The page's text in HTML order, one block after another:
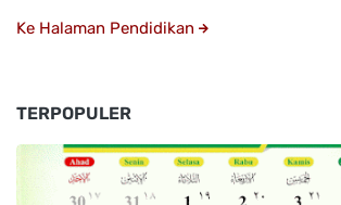
Ke Halaman Pendidikan
TERPOPULER